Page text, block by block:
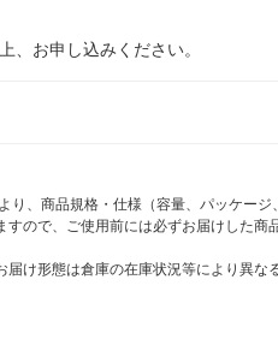
、お申し込みください。
、商品規格・仕様（容量、パッケー
ので、ご使用前には必ずお届けした商
け形態は倉庫の在庫状況等により異な